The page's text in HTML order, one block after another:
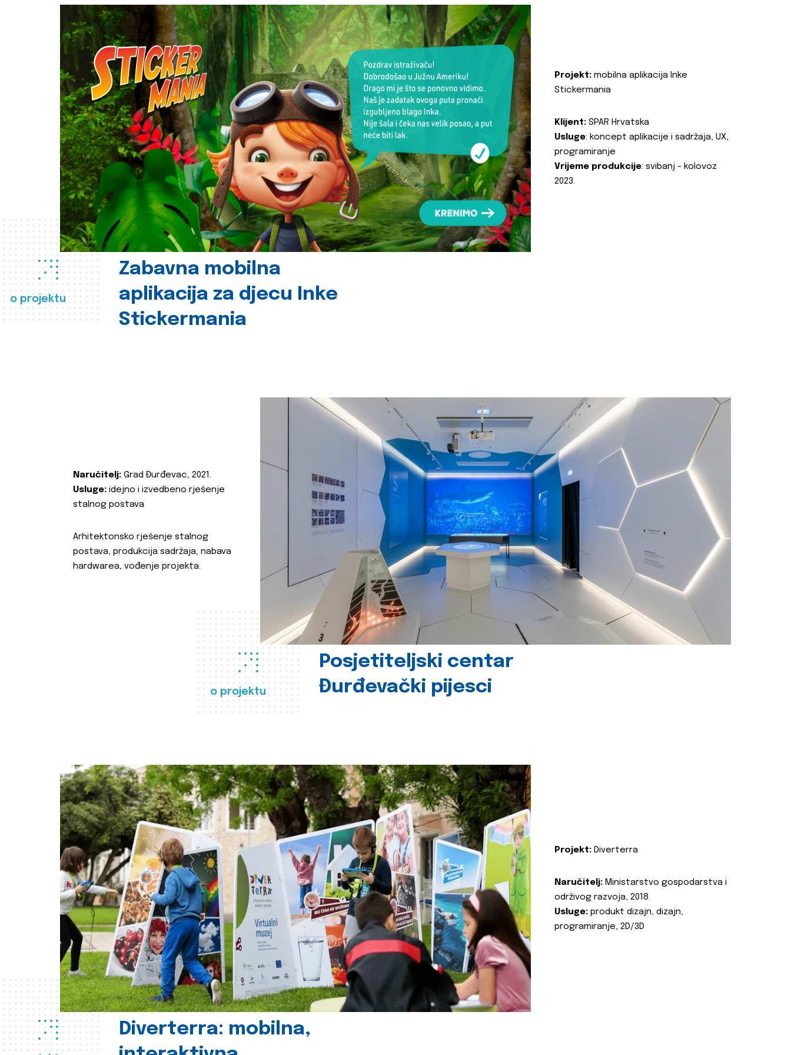
o projektu
Zabavna mobilna
aplikacija za djecu Inke
Stickermania
Projekt: mobilna aplikacija Inke
Stickermania
Klijent: SPAR Hrvatska
Usluge: koncept aplikacije i sadržaja, UX,
programiranje
Vrijeme produkcije: svibanj - kolovoz
2023.
o projektu
Posjetiteljski centar
Đurđevački pijesci
Naručitelj: Grad Đurđevac, 2021.
Usluge: idejno i izvedbeno rješenje
stalnog postava
Arhitektonsko rješenje stalnog
postava, produkcija sadržaja, nabava
hardwarea, vođenje projekta.
Diverterra: mobilna,
Projekt: Diverterra
Naručitelj: Ministarstvo gospodarstva i
održivog razvoja, 2018.
Usluge: produkt dizajn, dizajn,
programiranje, 2D/3D